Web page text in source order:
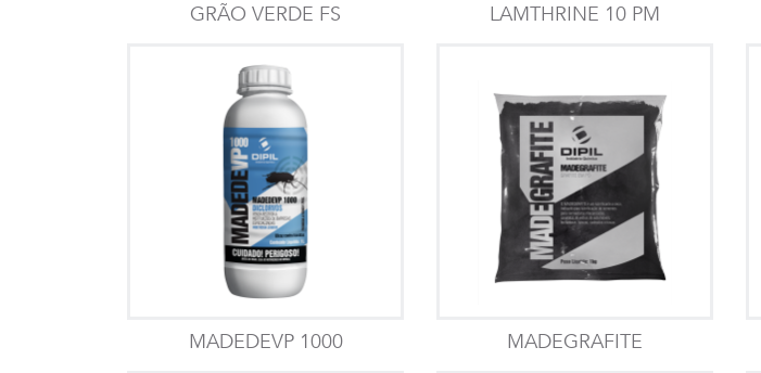
GRÃO VERDE FS LAMTHRINE 10 PM
MADEDEVP 1000 MADEGRAFITE